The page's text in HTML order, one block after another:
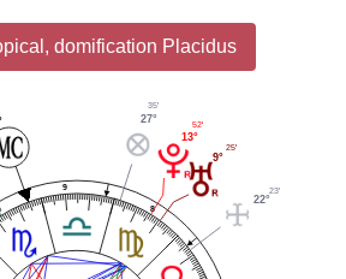
domification Placidus
8
9
22°
23'
9°
25'
13°
52'
27°
35'